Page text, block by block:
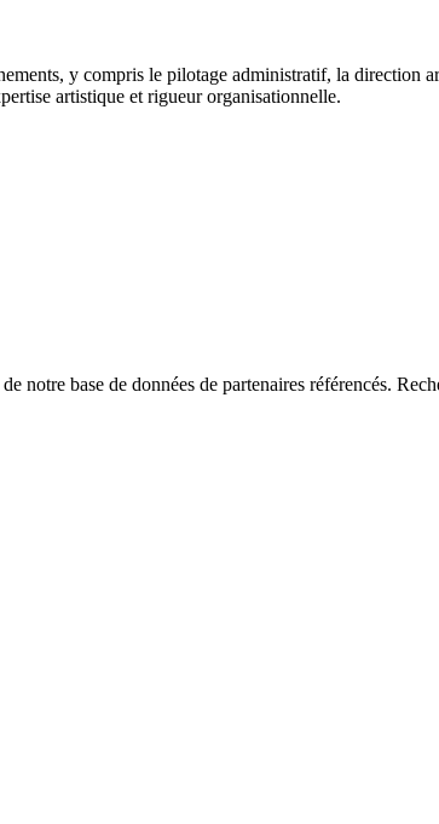
y compris le pilotage administratif, la direction
artistique et rigueur organisationnelle.
notre base de données de partenaires référencés.